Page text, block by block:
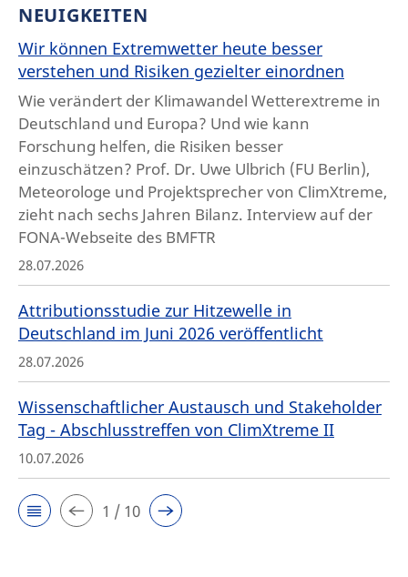
NEUIGKEITEN
Wir können Extremwetter heute besser
verstehen und Risiken gezielter einordnen
Wie verändert der Klimawandel Wetterextreme in
Deutschland und Europa? Und wie kann
Forschung helfen, die Risiken besser
einzuschätzen? Prof. Dr. Uwe Ulbrich (FU Berlin),
Meteorologe und Projektsprecher von ClimXtreme,
zieht nach sechs Jahren Bilanz. Interview auf der
FONA-Webseite des BMFTR
28.07.2026
Attributionsstudie zur Hitzewelle in
Deutschland im Juni 2026 veröffentlicht
28.07.2026
Wissenschaftlicher Austausch und Stakeholder
Tag - Abschlusstreffen von ClimXtreme II
10.07.2026
1 / 10